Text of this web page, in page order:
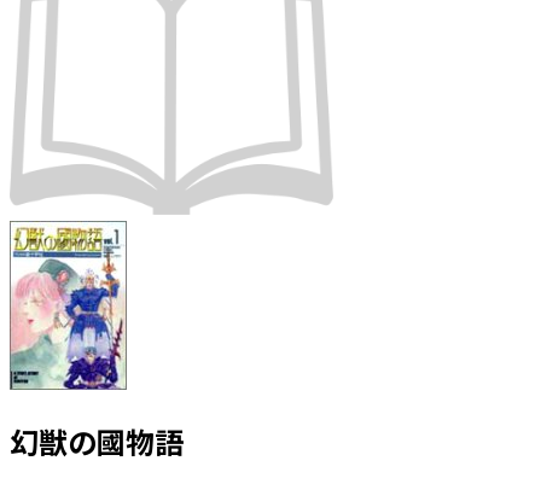
幻獣の國物語